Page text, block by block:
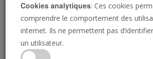
Cookies analytiques: Ces cookies
comprendre le comportement des
internet. Ils ne permettent pas
un utilisateur.